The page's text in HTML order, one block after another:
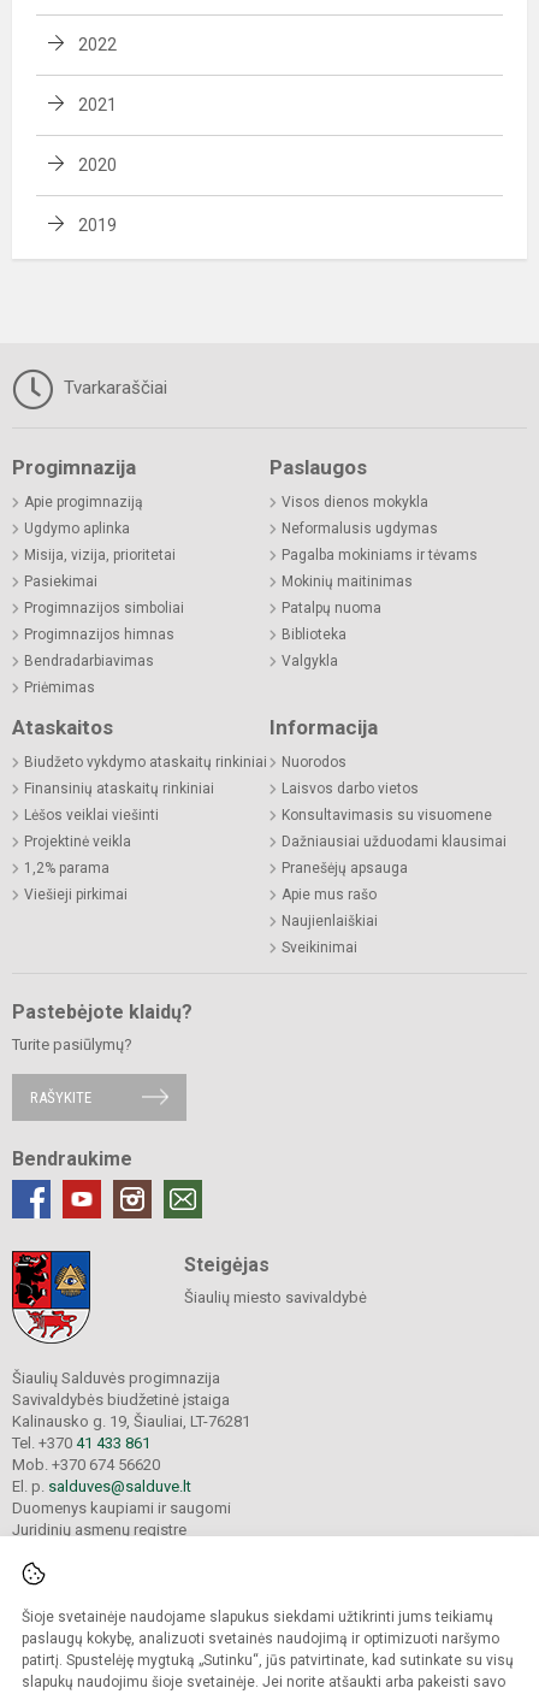
Šioje svetainėje naudojame slapukus siekdami užtikrinti jums teikiamų
paslaugų kokybę, analizuoti svetainės naudojimą ir optimizuoti naršymo
patirtį. Spustelėję mygtuką „Sutinku“, jūs patvirtinate, kad sutinkate su visų
slapukų naudojimu šioje svetainėje. Jei norite atšaukti arba pakeisti savo
2022
2021
2020
2019
Tvarkaraščiai
Progimnazija
Apie progimnaziją
Ugdymo aplinka
Misija, vizija, prioritetai
Pasiekimai
Progimnazijos simboliai
Progimnazijos himnas
Bendradarbiavimas
Priėmimas
Paslaugos
Visos dienos mokykla
Neformalusis ugdymas
Pagalba mokiniams ir tėvams
Mokinių maitinimas
Patalpų nuoma
Biblioteka
Valgykla
Ataskaitos
Biudžeto vykdymo ataskaitų rinkiniai
Finansinių ataskaitų rinkiniai
Lėšos veiklai viešinti
Projektinė veikla
1,2% parama
Viešieji pirkimai
Informacija
Nuorodos
Laisvos darbo vietos
Konsultavimasis su visuomene
Dažniausiai užduodami klausimai
Pranešėjų apsauga
Apie mus rašo
Naujienlaiškiai
Sveikinimai
Pastebėjote klaidų?
Turite pasiūlymų?
RAŠYKITE
Bendraukime
Steigėjas
Šiaulių miesto savivaldybė
Šiaulių Salduvės progimnazija
Savivaldybės biudžetinė įstaiga
Kalinausko g. 19, Šiauliai, LT-76281
Tel. +370 41 433 861
Mob. +370 674 56620
El. p. salduves@salduve.lt
Duomenys kaupiami ir saugomi
Juridinių asmenų registre
© 2026. Šiaulių Salduvės progimnazija. Visos teisės saugomos.
Kopijuoti turinį be raštiško įstaigos administracijos sutikimo griežtai draudžiama.